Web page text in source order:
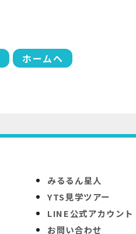
ホームへ
みるるん星人
YTS見学ツアー
LINE公式アカウント
お問い合わせ